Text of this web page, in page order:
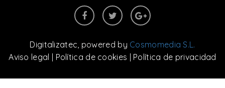
Digitalizatec , powered by Cosmomedia S.L.
Aviso legal | Política de cookies | Política de privacidad